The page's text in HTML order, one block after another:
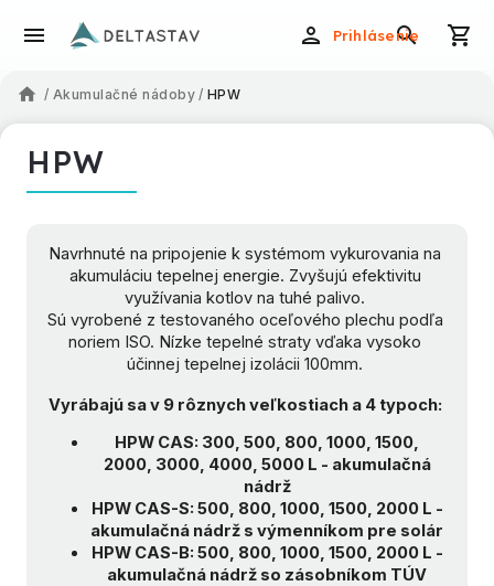
Prihlásenie
/ Akumulačné nádoby / HPW
HPW
Navrhnuté na pripojenie k systémom vykurovania na
akumuláciu tepelnej energie. Zvyšujú efektivitu
využívania kotlov na tuhé palivo.
Sú vyrobené z testovaného oceľového plechu podľa
noriem ISO. Nízke tepelné straty vďaka vysoko
účinnej tepelnej izolácii 100mm.
Vyrábajú sa v 9 rôznych veľkostiach a 4 typoch:
HPW CAS: 300, 500, 800, 1000, 1500,
2000, 3000, 4000, 5000 L - akumulačná
nádrž
HPW CAS-S: 500, 800, 1000, 1500, 2000 L -
akumulačná nádrž s výmenníkom pre solár
HPW CAS-B: 500, 800, 1000, 1500, 2000 L -
akumulačná nádrž so zásobníkom TÚV